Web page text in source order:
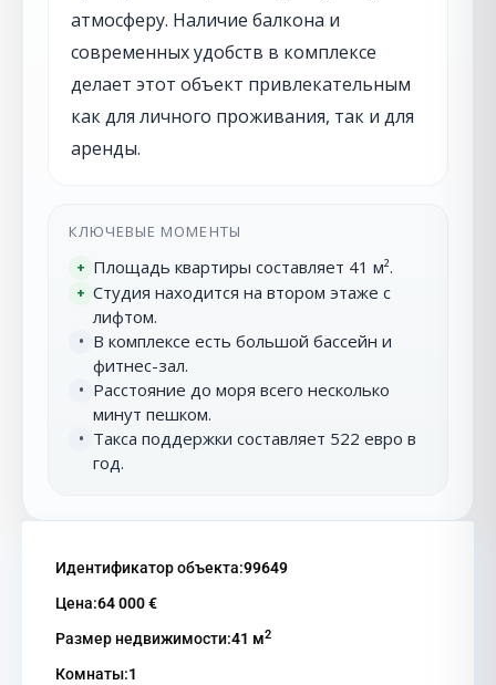
атмосферу. Наличие балкона и
современных удобств в комплексе
делает этот объект привлекательным
как для личного проживания, так и для
аренды.
КЛЮЧЕВЫЕ МОМЕНТЫ
+ Площадь квартиры составляет 41 м².
+ Студия находится на втором этаже с
лифтом.
• В комплексе есть большой бассейн и
фитнес-зал.
• Расстояние до моря всего несколько
минут пешком.
• Такса поддержки составляет 522 евро в
год.
Идентификатор объекта:99649
Цена:64 000 €
Размер недвижимости:41 м2
Комнаты:1